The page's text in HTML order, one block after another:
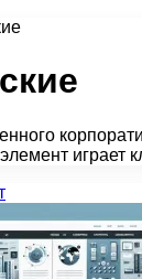
играет